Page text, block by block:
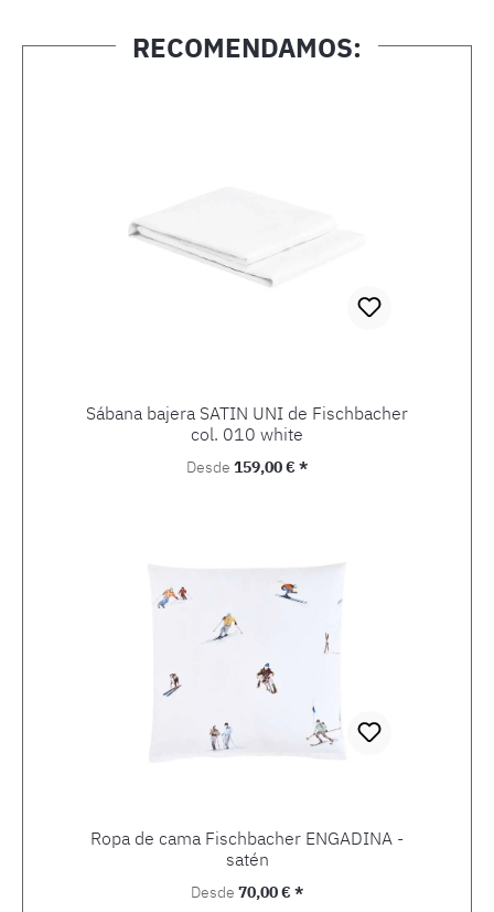
RECOMENDAMOS:
Sábana bajera SATIN UNI de Fischbacher
col. 010 white
Precio normal:
Desde 159,00 € *
Ropa de cama Fischbacher ENGADINA -
satén
Precio normal:
Desde 70,00 € *